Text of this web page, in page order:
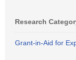
Research
Grant-in-Aid for